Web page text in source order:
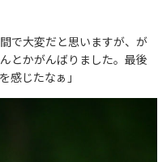
で大変だと思いますが、が
とかがんばりました。最後
感じたなぁ」